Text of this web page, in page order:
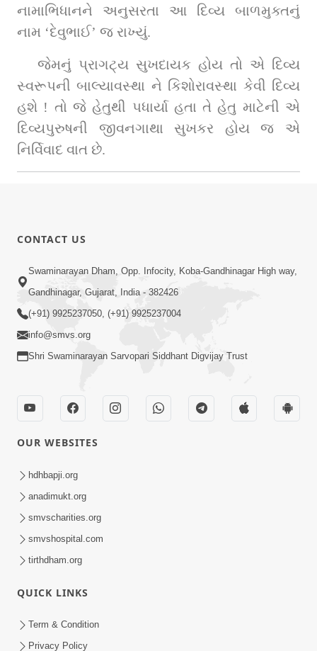
નામાભિધાનને અનુસરતા આ દિવ્ય બાળમુક્તનું
નામ ‘દેવુભાઈ’ જ રાખ્યું.
જેમનું પ્રાગટ્ય સુખદાયક હોય તો એ દિવ્ય
સ્વરૂપની બાલ્યાવસ્થા ને કિશોરાવસ્થા કેવી દિવ્ય
હશે ! તો જે હેતુથી પધાર્યા હતા તે હેતુ માટેની એ
દિવ્યપુરુષની જીવનગાથા સુખકર હોય જ એ
નિર્વિવાદ વાત છે.
CONTACT US
Swaminarayan Dham, Opp. Infocity, Koba-Gandhinagar High way,
Gandhinagar, Gujarat, India - 382426
(+91) 9925237050, (+91) 9925237004
info@smvs.org
Shri Swaminarayan Sarvopari Siddhant Digvijay Trust
OUR WEBSITES
hdhbapji.org
anadimukt.org
smvscharities.org
smvshospital.com
tirthdham.org
QUICK LINKS
Term & Condition
Privacy Policy